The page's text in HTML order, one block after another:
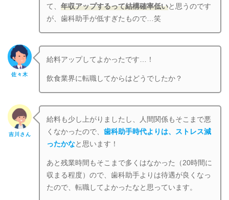
て、年収アップするって結構確率低いと思うのです
が、歯科助手が低すぎたもので…笑
佐々木
給料アップしてよかったです…！
飲食業界に転職してからはどうでしたか？
吉川さん
給料も少し上がりましたし、人間関係もそこまで悪
くなかったので、歯科助手時代よりは、ストレス減
ったかなと思います！
あと残業時間もそこまで多くはなかった（20時間に
収まる程度）ので、歯科助手よりは待遇が良くなっ
たので、転職してよかったなと思っています。